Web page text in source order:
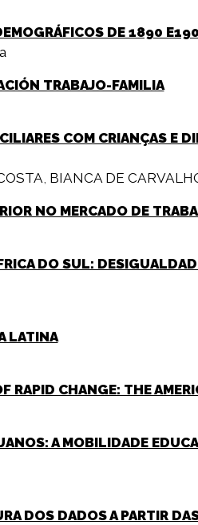
DE 1890
TRABAJO-FAMILIA
COM CRIANÇAS E
, BIANCA DE
NO MERCADO DE
DO SUL:
LATINA
RAPID CHANGE: THE
A MOBILIDADE
DOS DADOS A PARTIR